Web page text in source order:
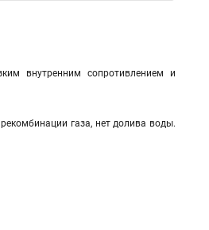
внутренним сопротивлением и
газа, нет долива воды.